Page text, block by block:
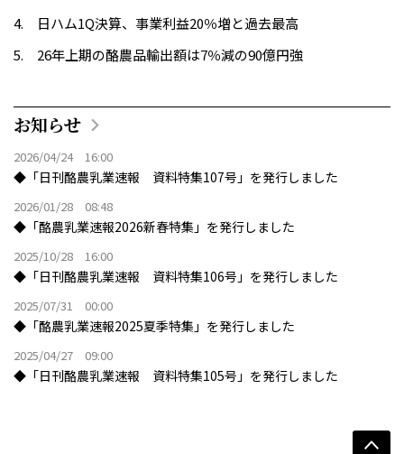
日ハム1Q決算、事業利益20％増と過去最高
26年上期の酪農品輸出額は7％減の90億円強
お知らせ
2026/04/24 16:00
◆「日刊酪農乳業速報 資料特集107号」を発行しました
2026/01/28 08:48
◆「酪農乳業速報2026新春特集」を発行しました
2025/10/28 16:00
◆「日刊酪農乳業速報 資料特集106号」を発行しました
2025/07/31 00:00
◆「酪農乳業速報2025夏季特集」を発行しました
2025/04/27 09:00
◆「日刊酪農乳業速報 資料特集105号」を発行しました